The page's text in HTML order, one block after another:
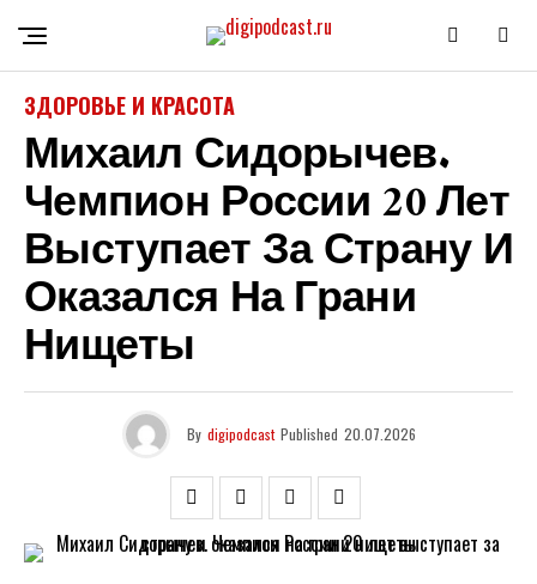
ЗДОРОВЬЕ И КРАСОТА
Михаил Сидорычев.
Чемпион России 20 Лет
Выступает За Страну И
Оказался На Грани
Нищеты
By digipodcast Published 20.07.2026